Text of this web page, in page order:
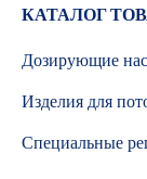
КАТАЛОГ
Дозирующие
Изделия для
Специальные